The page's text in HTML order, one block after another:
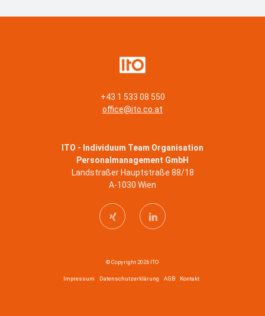
+43 1 533 08 550
office@ito.co.at
ITO - Individuum Team Organisation
Personalmanagement GmbH
Landstraßer Hauptstraße 88/18
A-1030 Wien
© Copyright 2026 ITO
Impressum Datenschutzerklärung AGB Kontakt